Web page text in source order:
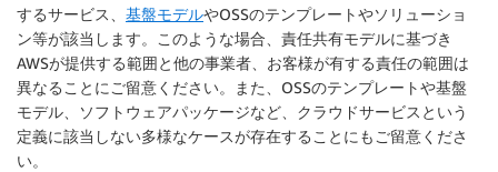
するサービス、 基盤モデルやOSSのテンプレートやソリューショ
ン等が該当します。このような場合、責任共有モデルに基づき
AWSが提供する範囲と他の事業者、お客様が有する責任の範囲は
異なることにご留意ください。また、OSSのテンプレートや基盤
モデル、ソフトウェアパッケージなど、クラウドサービスという
定義に該当しない多様なケースが存在することにもご留意くださ
い。